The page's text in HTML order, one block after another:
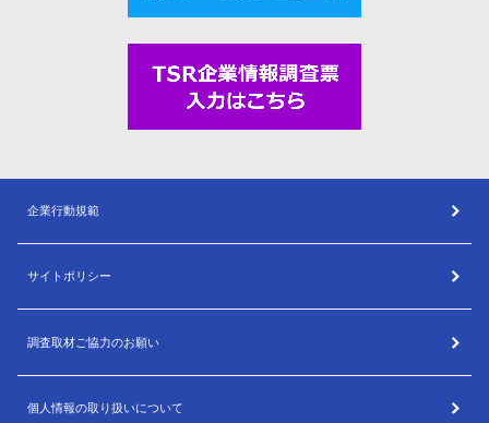
企業行動規範
サイトポリシー
調査取材ご協力のお願い
個人情報の取り扱いについて